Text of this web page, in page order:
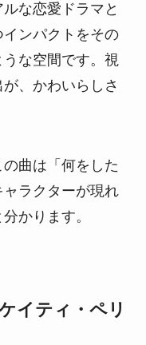
な恋愛ドラマと
ンパクトをその
な空間です。視
、かわいらしさ
曲は「何をした
ラクターが現れ
かります。
イティ・ペリ